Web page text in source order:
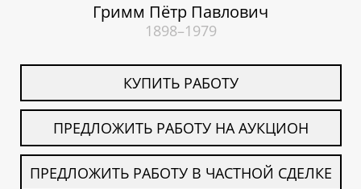
Гримм Пётр Павлович
1898–1979
КУПИТЬ РАБОТУ
ПРЕДЛОЖИТЬ РАБОТУ НА АУКЦИОН
ПРЕДЛОЖИТЬ РАБОТУ В ЧАСТНОЙ СДЕЛКЕ